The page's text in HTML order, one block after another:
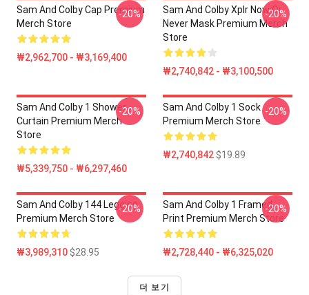
Sam And Colby Cap Premium
Merch Store
₩2,962,700 - ₩3,169,400
-20%
Sam And Colby Xplr Now Or
Never Mask Premium Merch
Store
₩2,740,842 - ₩3,100,500
-20%
Sam And Colby 1 Shower
Curtain Premium Merch
Store
₩5,339,750 - ₩6,297,460
-20%
Sam And Colby 1 Sock
Premium Merch Store
₩2,740,842$19.89
-20%
Sam And Colby 144 Legging
Premium Merch Store
₩3,989,310$28.95
-20%
Sam And Colby 1 Framed
Print Premium Merch Store
₩2,728,440 - ₩6,325,020
-20%
더 보기